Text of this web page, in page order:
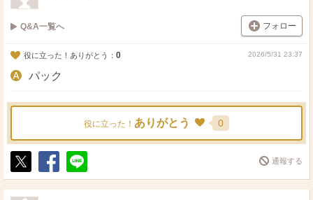
Q&A一覧へ フォロー
役に立った！ありがとう： 0 2026/5/31 23:37
パック
役に立った！ ありがとう 0
ポ
ス
シ
ェ
送
る
通報する